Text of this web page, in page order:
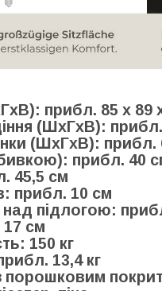
прибл. 85 х 89
(ШxГxВ): прибл.
(ШхГхВ): прибл.
прибл. 40
45,5 см
прибл. 10 см
над підлогою:
см
150 кг
13,4 кг
порошковим